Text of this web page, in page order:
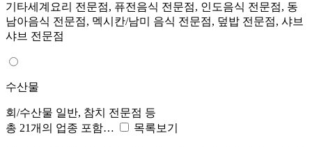
기타세계요리 전문점, 퓨전음식 전문점, 인도음식 전문점, 동
남아음식 전문점, 멕시칸/남미 음식 전문점, 덮밥 전문점, 샤브
샤브 전문점
수산물
회/수산물 일반, 참치 전문점 등
총 21개의 업종 포함…
목록보기